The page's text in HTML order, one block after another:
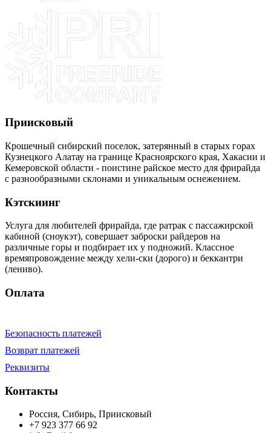
Приисковый
Крошечный сибирский поселок, затерянный в старых горах
Кузнецкого Алатау на границе Красноярского края, Хакасии и
Кемеровской области - поистине райское место для фрирайда
с разнообразными склонами и уникальным оснежением.
Кэтскиинг
Услуга для любителей фрирайда, где ратрак с пассажирской
кабиной (сноукэт), совершает заброски райдеров на
различные горы и подбирает их у подножий. Классное
времяпровождение между хели-ски (дорого) и беккантри
(лениво).
Оплата
Безопасность платежей
Возврат платежей
Реквизиты
Контакты
Россия, Сибирь, Приисковый
+7 923 377 66 92